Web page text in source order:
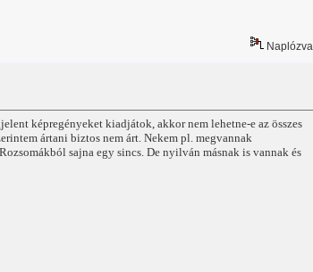
Naplózva
képregényeket kiadjátok, akkor nem lehetne-e az összes
ártani biztos nem árt. Nekem pl. megvannak
sajna egy sincs. De nyilván másnak is vannak és